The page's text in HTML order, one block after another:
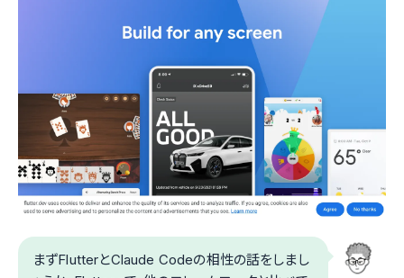
まずFlutterとClaude Codeの相性の話をしまし